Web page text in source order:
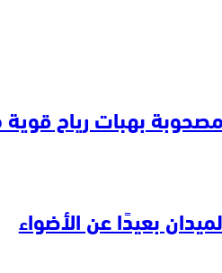
بهبات رياح قوية مع
بعيدًا عن الأضواء